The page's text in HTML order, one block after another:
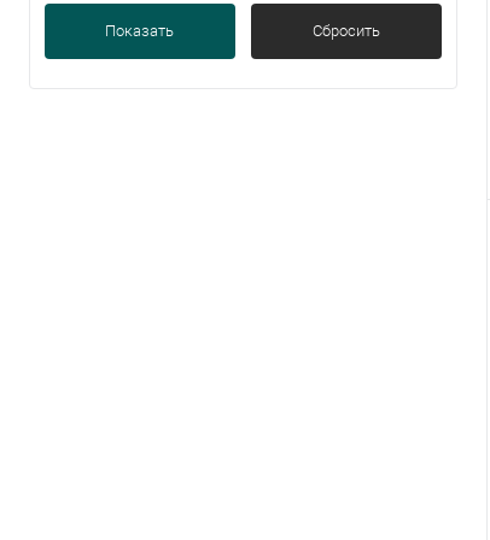
Показать Сбросить